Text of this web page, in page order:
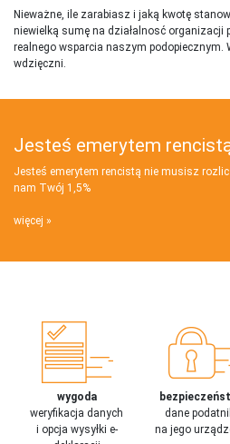
Nieważne, ile zarabiasz i jaką kwotę
niewielką sumę na działalnosć organizacji
realnego wsparcia naszym podopiecznym.
wdzięczni.
Jesteś emerytem
Jesteś emerytem rencistą nie musisz
nam Twój 1,5%
więcej
wygoda
weryfikacja danych
i opcja wysyłki e-
dane
na jego